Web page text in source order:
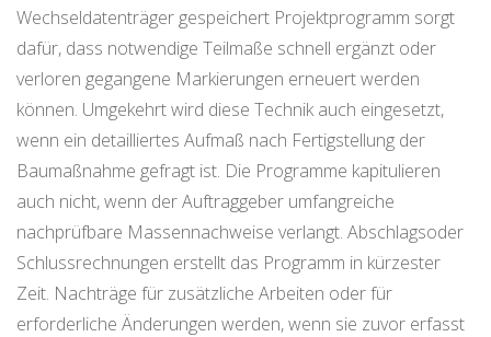
Wechseldatenträger gespeichert Projektprogramm sorgt
dafür, dass notwendige Teilmaße schnell ergänzt oder
verloren gegangene Markierungen erneuert werden
können. Umgekehrt wird diese Technik auch eingesetzt,
wenn ein detailliertes Aufmaß nach Fertigstellung der
Baumaßnahme gefragt ist. Die Programme kapitulieren
auch nicht, wenn der Auftraggeber umfangreiche
nachprüfbare Massennachweise verlangt. Abschlagsoder
Schlussrechnungen erstellt das Programm in kürzester
Zeit. Nachträge für zusätzliche Arbeiten oder für
erforderliche Änderungen werden, wenn sie zuvor erfasst